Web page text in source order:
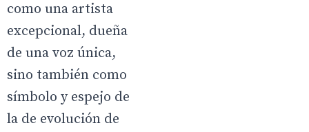
como una artista
excepcional, dueña
de una voz única,
sino también como
símbolo y espejo de
la de evolución de